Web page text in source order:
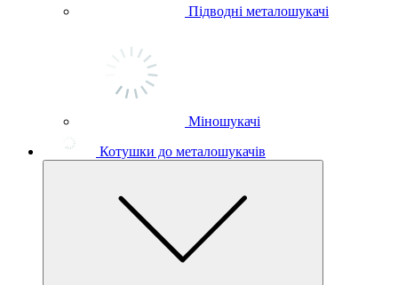
Підводні металошукачі
Міношукачі
Котушки до металошукачів